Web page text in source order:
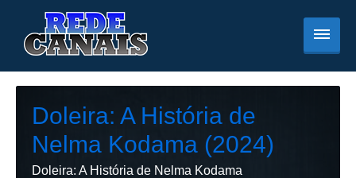
Doleira: A História de
Nelma Kodama (2024)
Doleira: A História de Nelma Kodama